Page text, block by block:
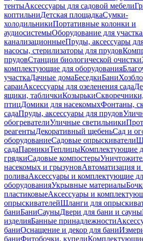
тентыАксессуары для садовой мебели
коптильниДетская площадкаСумки-
холодильникиПортативные колонки и
аудиосистемыОборудование для участка
канализационныеПруды, аксессуары
насосы, стерилизаторы для прудов
прудовСтанции биологической очистки
комплектующие для оборудования
участкаДачные домаБеседкиБани
сараиАксессуары для озеленения сада
ящики, табличкиКозырьки
птицДомики для насекомыхФонтаны,
садаПруды, аксессуары для прудов
обогревателиУличные светильники
реагентыДекоративный щебеньСад и
оборудованиеСадовые опрыскиватели
садаПарникиТеплицыКомплектующие
грядкиСадовые компостеры
насекомых и грызуновАвтоматизация и
поливаАксессуары и комплектующие
оборудованияУкрывные материалы
пластиковыеАксессуары и
опрыскивателейШланги для
баниБаниСауныДвери для бани и сауны
изделияБанные принадлежности
баниОснащение и декор для бани
баниФитобочки, купели